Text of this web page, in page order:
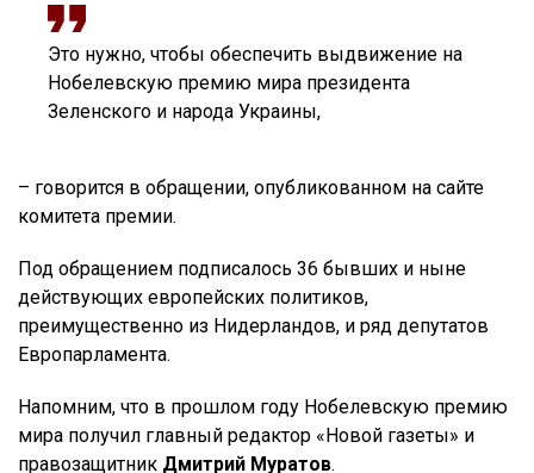
Это нужно, чтобы обеспечить выдвижение на
Нобелевскую премию мира президента
Зеленского и народа Украины,
– говорится в обращении, опубликованном на сайте
комитета премии.
Под обращением подписалось 36 бывших и ныне
действующих европейских политиков,
преимущественно из Нидерландов, и ряд депутатов
Европарламента.
Напомним, что в прошлом году Нобелевскую премию
мира получил главный редактор «Новой газеты» и
правозащитник Дмитрий Муратов.